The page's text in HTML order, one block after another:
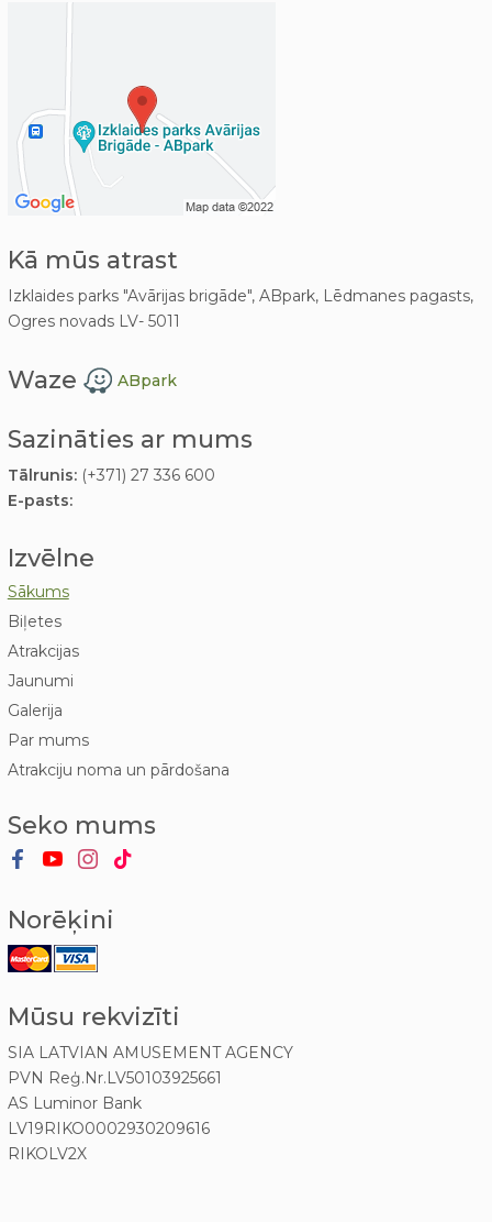
Kā mūs atrast
Izklaides parks "Avārijas brigāde", ABpark, Lēdmanes pagasts,
Ogres novads LV- 5011
Waze ABpark
Sazināties ar mums
Tālrunis:(+371) 27 336 600
E-pasts:
Izvēlne
Sākums
Biļetes
Atrakcijas
Jaunumi
Galerija
Par mums
Atrakciju noma un pārdošana
Seko mums
Norēķini
Mūsu rekvizīti
SIA LATVIAN AMUSEMENT AGENCY
PVN Reģ.Nr.LV50103925661
AS Luminor Bank
LV19RIKO0002930209616
RIKOLV2X